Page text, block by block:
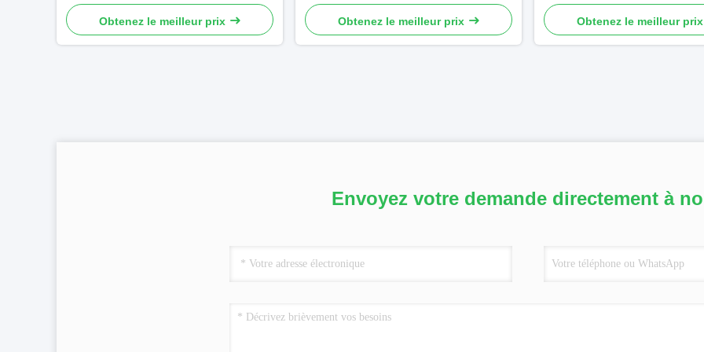
Obtenez le meilleur prix
toxiques
Obtenez le meilleur prix
Obtenez le meilleur prix
Envoyez votre demande directement à